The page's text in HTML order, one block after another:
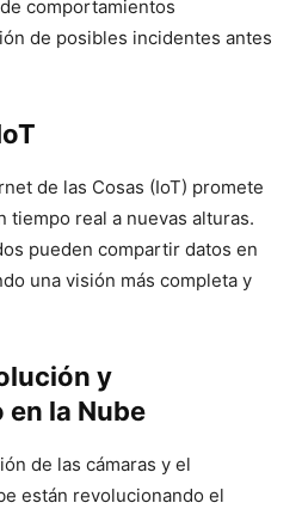
comportamientos
de posibles incidentes antes
de las Cosas (IoT) promete
tiempo real a nuevas alturas.
pueden compartir datos en
una visión más completa y
y
la Nube
de las cámaras y el
están revolucionando el